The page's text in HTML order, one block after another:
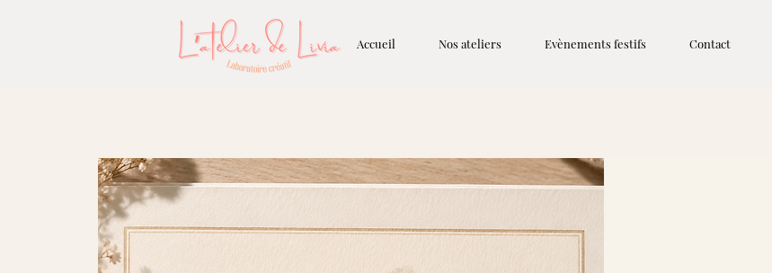
Accueil
Nos ateliers Evènements festifs Contact